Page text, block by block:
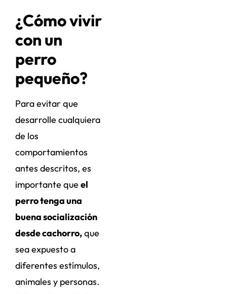
¿Cómo vivir
con un
perro
pequeño?
Para evitar que
desarrolle cualquiera
de los
comportamientos
antes descritos, es
importante que el
perro tenga una
buena socialización
desde cachorro,que
sea expuesto a
diferentes estímulos,
animales y personas.